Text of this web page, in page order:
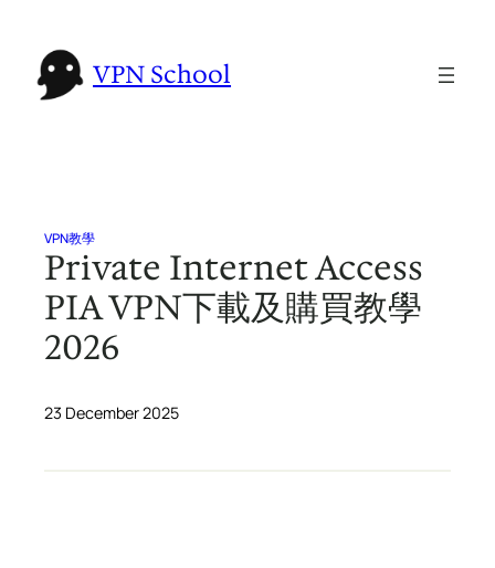
content
VPN School
VPN教學
Private Internet Access
PIA VPN下載及購買教學
2026
23 December 2025